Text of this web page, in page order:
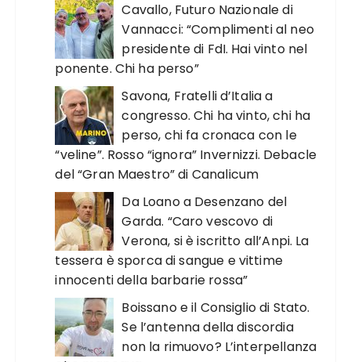
Cavallo, Futuro Nazionale di
Vannacci: “Complimenti al neo
presidente di FdI. Hai vinto nel
ponente. Chi ha perso”
Savona, Fratelli d’Italia a
congresso. Chi ha vinto, chi ha
perso, chi fa cronaca con le
“veline”. Rosso “ignora” Invernizzi. Debacle
del “Gran Maestro” di Canalicum
Da Loano a Desenzano del
Garda. “Caro vescovo di
Verona, si è iscritto all’Anpi. La
tessera è sporca di sangue e vittime
innocenti della barbarie rossa”
Boissano e il Consiglio di Stato.
Se l’antenna della discordia
non la rimuovo? L’interpellanza